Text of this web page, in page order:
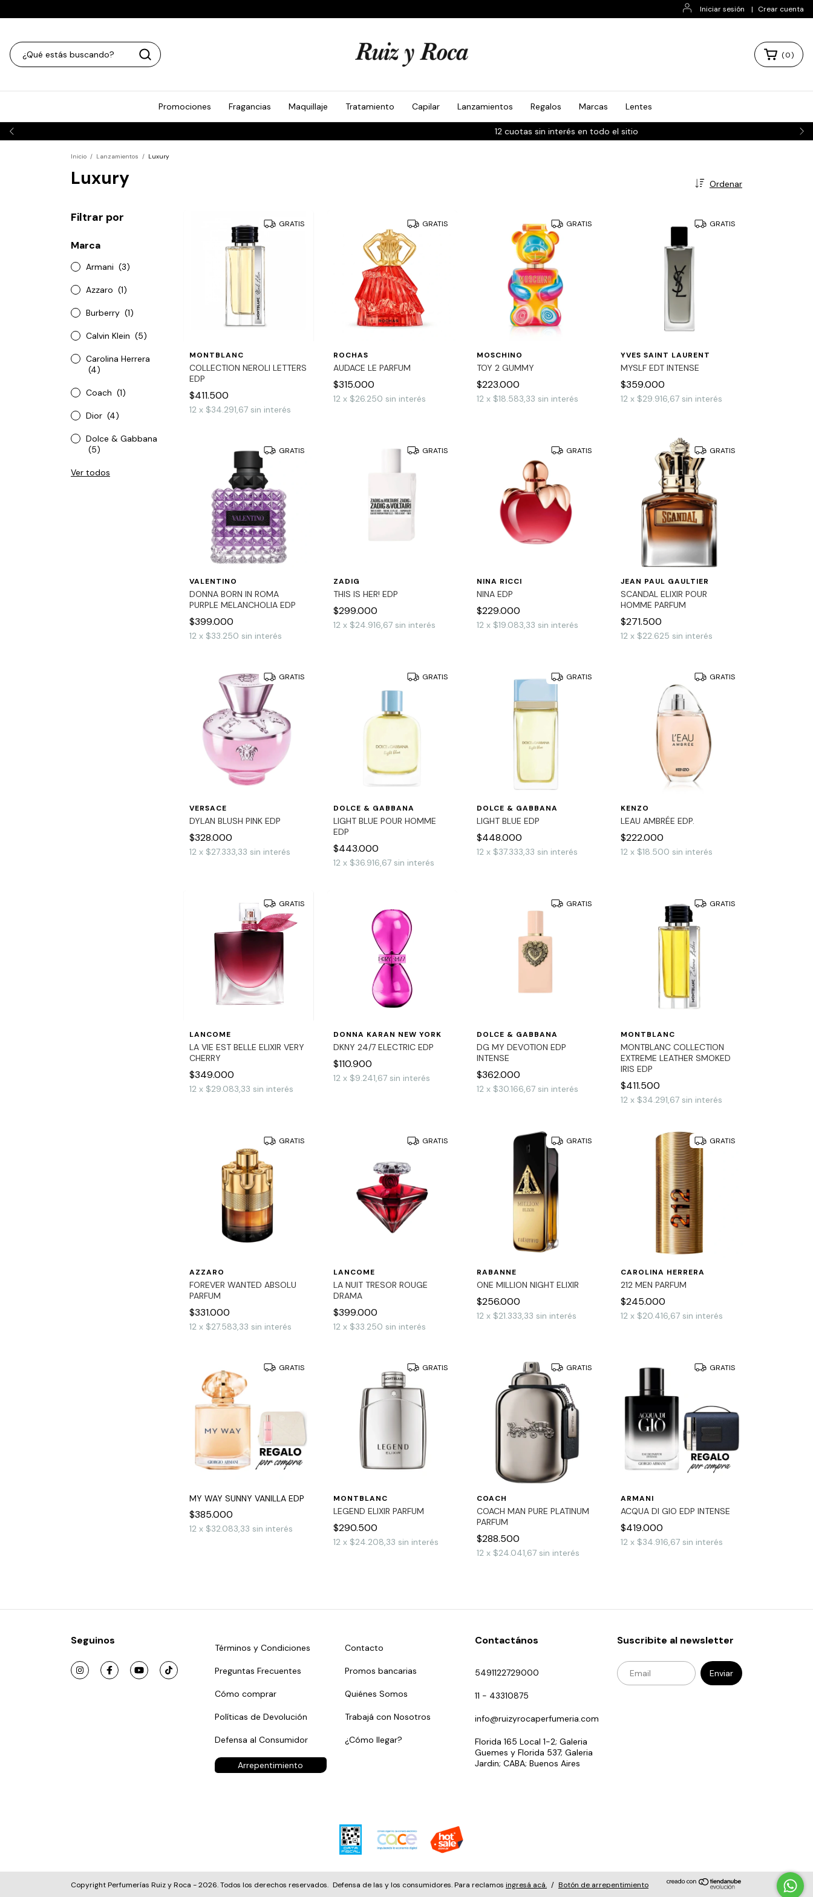
Iniciar sesión | Crear cuenta
(0)
Promociones Fragancias Maquillaje Tratamiento Capilar Lanzamientos Regalos Marcas Lentes
Inicio / Lanzamientos / Luxury
Luxury Ordenar
Filtrar por
Marca
Armani (3)
Azzaro (1)
Burberry (1)
Calvin Klein (5)
Carolina Herrera
(4)
Coach (1)
Dior (4)
Dolce & Gabbana
(5)
Ver todos
GRATIS
MONTBLANC
COLLECTION NEROLI LETTERS
EDP
$411.500
12 x $34.291,67 sin interés
GRATIS
ROCHAS
AUDACE LE PARFUM
$315.000
12 x $26.250 sin interés
GRATIS
MOSCHINO
TOY 2 GUMMY
$223.000
12 x $18.583,33 sin interés
GRATIS
YVES SAINT LAURENT
MYSLF EDT INTENSE
$359.000
12 x $29.916,67 sin interés
GRATIS
VALENTINO
DONNA BORN IN ROMA
PURPLE MELANCHOLIA EDP
$399.000
12 x $33.250 sin interés
GRATIS
ZADIG
THIS IS HER! EDP
$299.000
12 x $24.916,67 sin interés
GRATIS
NINA RICCI
NINA EDP
$229.000
12 x $19.083,33 sin interés
GRATIS
JEAN PAUL GAULTIER
SCANDAL ELIXIR POUR
HOMME PARFUM
$271.500
12 x $22.625 sin interés
GRATIS
VERSACE
DYLAN BLUSH PINK EDP
$328.000
12 x $27.333,33 sin interés
GRATIS
DOLCE & GABBANA
LIGHT BLUE POUR HOMME
EDP
$443.000
12 x $36.916,67 sin interés
GRATIS
DOLCE & GABBANA
LIGHT BLUE EDP
$448.000
12 x $37.333,33 sin interés
GRATIS
KENZO
LEAU AMBRÉE EDP.
$222.000
12 x $18.500 sin interés
GRATIS
LANCOME
LA VIE EST BELLE ELIXIR VERY
CHERRY
$349.000
12 x $29.083,33 sin interés
DONNA KARAN NEW YORK
DKNY 24/7 ELECTRIC EDP
$110.900
12 x $9.241,67 sin interés
GRATIS
DOLCE & GABBANA
DG MY DEVOTION EDP
INTENSE
$362.000
12 x $30.166,67 sin interés
GRATIS
MONTBLANC
MONTBLANC COLLECTION
EXTREME LEATHER SMOKED
IRIS EDP
$411.500
12 x $34.291,67 sin interés
GRATIS
AZZARO
FOREVER WANTED ABSOLU
PARFUM
$331.000
12 x $27.583,33 sin interés
GRATIS
LANCOME
LA NUIT TRESOR ROUGE
DRAMA
$399.000
12 x $33.250 sin interés
GRATIS
RABANNE
ONE MILLION NIGHT ELIXIR
$256.000
12 x $21.333,33 sin interés
GRATIS
CAROLINA HERRERA
212 MEN PARFUM
$245.000
12 x $20.416,67 sin interés
GRATIS
MY WAY SUNNY VANILLA EDP
$385.000
12 x $32.083,33 sin interés
GRATIS
MONTBLANC
LEGEND ELIXIR PARFUM
$290.500
12 x $24.208,33 sin interés
GRATIS
COACH
COACH MAN PURE PLATINUM
PARFUM
$288.500
12 x $24.041,67 sin interés
GRATIS
ARMANI
ACQUA DI GIO EDP INTENSE
$419.000
12 x $34.916,67 sin interés
Seguinos
Términos y Condiciones
Preguntas Frecuentes
Cómo comprar
Políticas de Devolución
Defensa al Consumidor
Arrepentimiento
Contacto
Promos bancarias
Quiénes Somos
Trabajá con Nosotros
¿Cómo llegar?
Contactános
5491122729000
11 - 43310875
info@ruizyrocaperfumeria.com
Florida 165 Local 1-2; Galeria
Guemes y Florida 537; Galeria
Jardin; CABA; Buenos Aires
Suscribite al newsletter
Copyright Perfumerías Ruiz y Roca - 2026. Todos los derechos reservados. Defensa de las y los consumidores. Para reclamos ingresá acá. / Botón de arrepentimiento